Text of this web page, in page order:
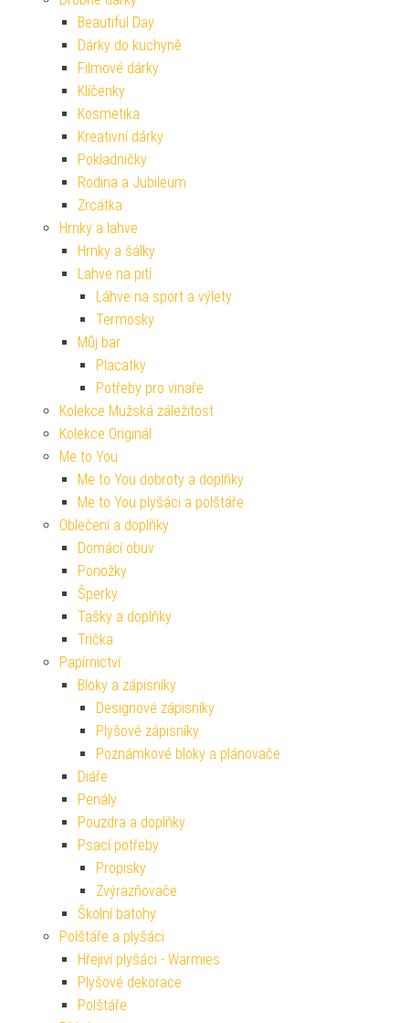
Beautiful Day
Dárky do kuchyně
Filmové dárky
Klíčenky
Kosmetika
Kreativní dárky
Pokladničky
Rodina a Jubileum
Zrcátka
Hrnky a lahve
Hrnky a šálky
Lahve na pití
Láhve na sport a výlety
Termosky
Můj bar
Placatky
Potřeby pro vinaře
Kolekce Mužská záležitost
Kolekce Originál
Me to You
Me to You dobroty a doplňky
Me to You plyšáci a polštáře
Oblečení a doplňky
Domácí obuv
Ponožky
Šperky
Tašky a doplňky
Trička
Papírnictví
Bloky a zápisníky
Designové zápisníky
Plyšové zápisníky
Poznámkové bloky a plánovače
Diáře
Penály
Pouzdra a doplňky
Psací potřeby
Propisky
Zvýrazňovače
Školní batohy
Polštáře a plyšáci
Hřejiví plyšáci - Warmies
Plyšové dekorace
Polštáře